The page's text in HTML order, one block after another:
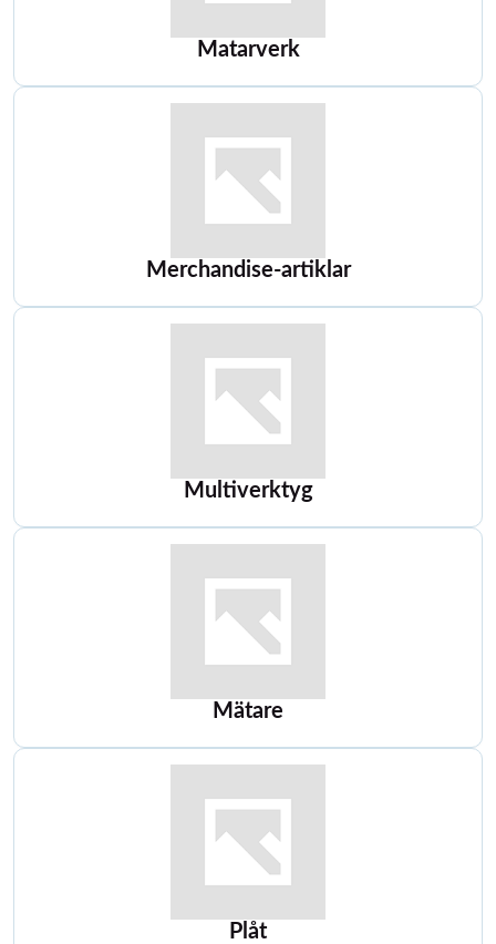
Matarverk
Merchandise-artiklar
Multiverktyg
Mätare
Plåt